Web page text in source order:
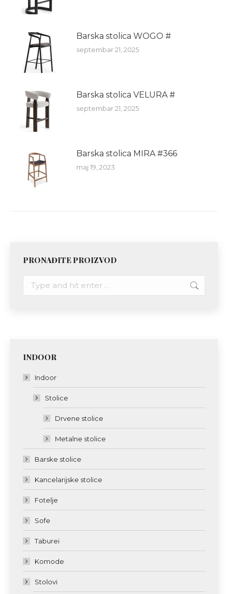
Barska stolica WOGO #
septembar 21, 2025
Barska stolica VELURA #
septembar 21, 2025
Barska stolica MIRA #366
maj 19, 2023
PRONAĐITE PROIZVOD
INDOOR
Indoor
Stolice
Drvene stolice
Metalne stolice
Barske stolice
Kancelarijske stolice
Fotelje
Sofe
Taburei
Komode
Stolovi